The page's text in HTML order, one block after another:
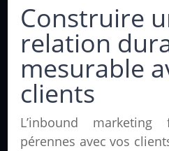
Construire
relation
mesurable
clients
L’inbound
pérennes avec vos